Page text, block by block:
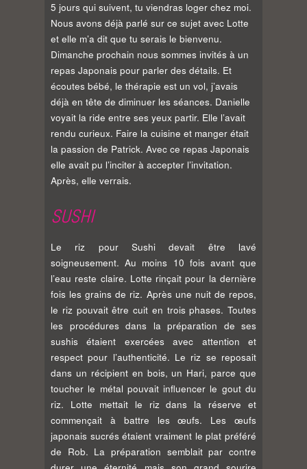
5 jours qui suivent, tu viendras loger chez moi.
Nous avons déjà parlé sur ce sujet avec Lotte
et elle m’a dit que tu serais le bienvenu.
Dimanche prochain nous sommes invités à un
repas Japonais pour parler des détails. Et
écoutes bébé, le thérapie est un vol, j’avais
déjà en tête de diminuer les séances. Danielle
voyait la ride entre ses yeux partir. Elle l’avait
rendu curieux. Faire la cuisine et manger était
la passion de Patrick. Avec ce repas Japonais
elle avait pu l’inciter à accepter l’invitation.
Après, elle verrais.
SUSHI
Le riz pour Sushi devait être lavé
soigneusement. Au moins 10 fois avant que
l’eau reste claire. Lotte rinçait pour la dernière
fois les grains de riz. Après une nuit de repos,
le riz pouvait être cuit en trois phases. Toutes
les procédures dans la préparation de ses
sushis étaient exercées avec attention et
respect pour l’authenticité. Le riz se reposait
dans un récipient en bois, un Hari, parce que
toucher le métal pouvait influencer le gout du
riz. Lotte mettait le riz dans la réserve et
commençait à battre les œufs. Les œufs
japonais sucrés étaient vraiment le plat préféré
de Rob. La préparation semblait par contre